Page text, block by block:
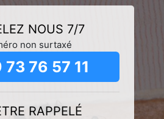
NOUS 7/7
non surtaxé
73 76 57 11
RAPPELÉ